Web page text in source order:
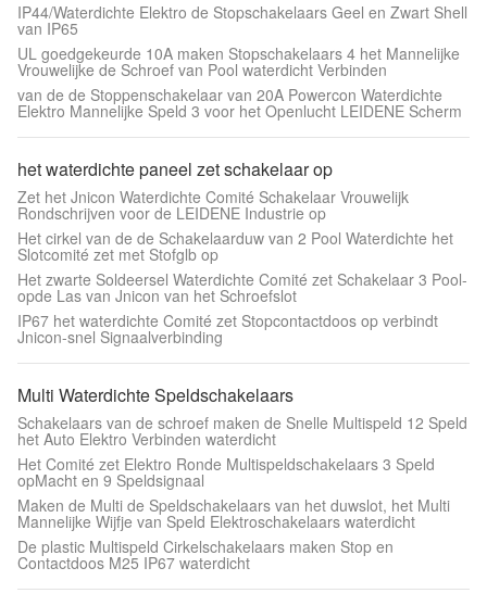
IP44/Waterdichte Elektro de Stopschakelaars Geel en Zwart Shell
van IP65
UL goedgekeurde 10A maken Stopschakelaars 4 het Mannelijke
Vrouwelijke de Schroef van Pool waterdicht Verbinden
van de de Stoppenschakelaar van 20A Powercon Waterdichte
Elektro Mannelijke Speld 3 voor het Openlucht LEIDENE Scherm
het waterdichte paneel zet schakelaar op
Zet het Jnicon Waterdichte Comité Schakelaar Vrouwelijk
Rondschrijven voor de LEIDENE Industrie op
Het cirkel van de de Schakelaarduw van 2 Pool Waterdichte het
Slotcomité zet met Stofglb op
Het zwarte Soldeersel Waterdichte Comité zet Schakelaar 3 Pool-
opde Las van Jnicon van het Schroefslot
IP67 het waterdichte Comité zet Stopcontactdoos op verbindt
Jnicon-snel Signaalverbinding
Multi Waterdichte Speldschakelaars
Schakelaars van de schroef maken de Snelle Multispeld 12 Speld
het Auto Elektro Verbinden waterdicht
Het Comité zet Elektro Ronde Multispeldschakelaars 3 Speld
opMacht en 9 Speldsignaal
Maken de Multi de Speldschakelaars van het duwslot, het Multi
Mannelijke Wijfje van Speld Elektroschakelaars waterdicht
De plastic Multispeld Cirkelschakelaars maken Stop en
Contactdoos M25 IP67 waterdicht